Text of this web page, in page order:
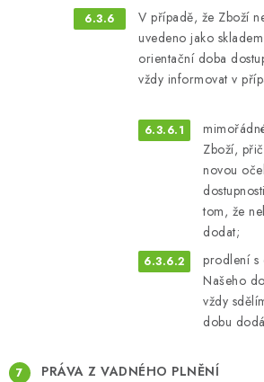
V případě, že Zboží
uvedeno jako
orientační doba
vždy informovat v
Zboží,
novou
tom, že
dodat;
prodlení s
Našeho
vždy
dobu
PRÁVA Z VADNÉHO PLNĚNÍ